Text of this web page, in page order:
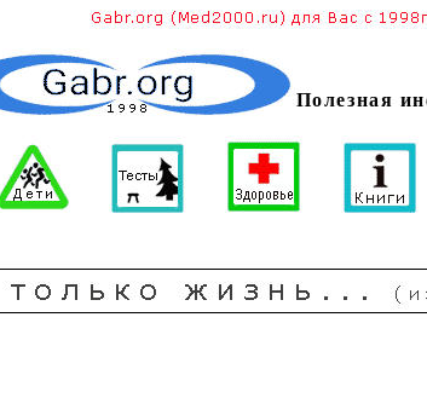
Полезная